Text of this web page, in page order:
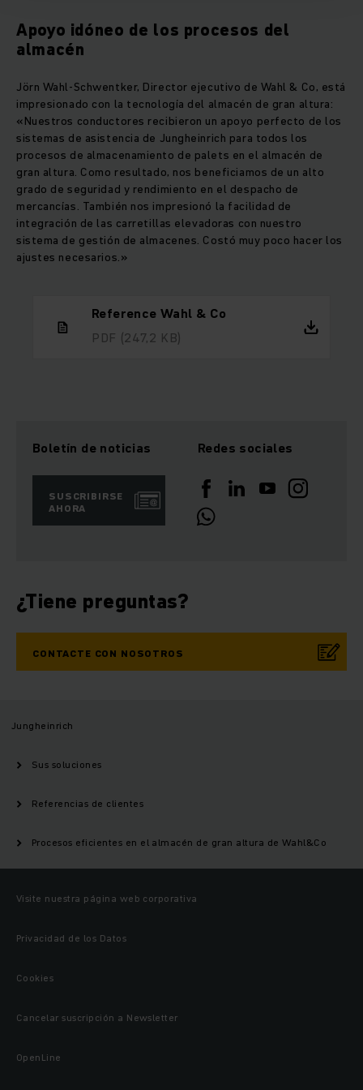
Apoyo idóneo de los procesos del
almacén
Jörn Wahl-Schwentker, Director ejecutivo de Wahl & Co, está
impresionado con la tecnología del almacén de gran altura:
«Nuestros conductores recibieron un apoyo perfecto de los
sistemas de asistencia de Jungheinrich para todos los
procesos de almacenamiento de palets en el almacén de
gran altura. Como resultado, nos beneficiamos de un alto
grado de seguridad y rendimiento en el despacho de
mercancías. También nos impresionó la facilidad de
integración de las carretillas elevadoras con nuestro
sistema de gestión de almacenes. Costó muy poco hacer los
ajustes necesarios.»
Reference Wahl & Co
PDF (247,2 KB)
Boletín de noticias
SUSCRIBIRSE
AHORA
Redes sociales
¿Tiene preguntas?
CONTACTE CON NOSOTROS
Jungheinrich
Sus soluciones
Referencias de clientes
Procesos eficientes en el almacén de gran altura de Wahl&Co
Visite nuestra página web corporativa
Privacidad de los Datos
Cookies
Cancelar suscripción a Newsletter
OpenLine